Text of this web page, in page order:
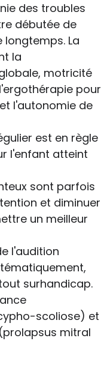
des troubles
débutée de
La
la
motricité
pour
l'autonomie de
est en règle
l'enfant atteint
sont parfois
et diminuer
un meilleur
l'audition
surhandicap.
scoliose) et
mitral